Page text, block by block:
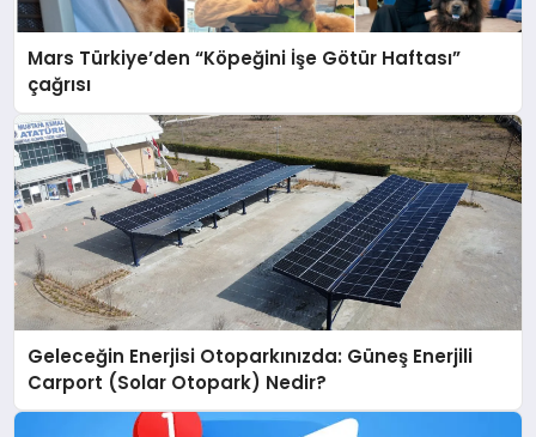
Mars Türkiye’den “Köpeğini İşe Götür Haftası”
çağrısı
Geleceğin Enerjisi Otoparkınızda: Güneş Enerjili
Carport (Solar Otopark) Nedir?